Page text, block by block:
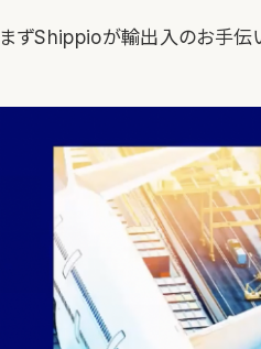
まずShippioが輸出入のお手伝い